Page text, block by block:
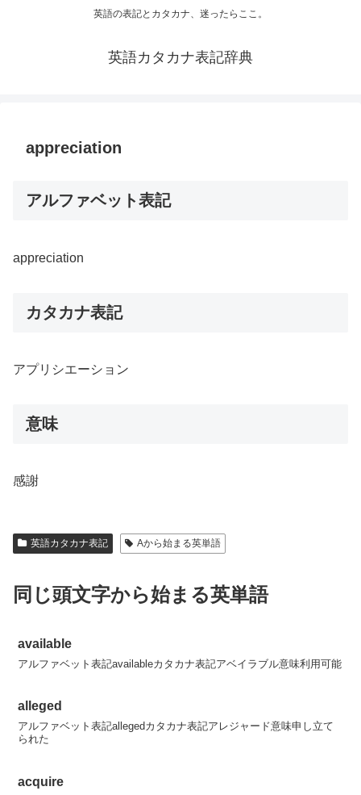
英語の表記とカタカナ、迷ったらここ。
英語カタカナ表記辞典
appreciation
アルファベット表記
appreciation
カタカナ表記
アプリシエーション
意味
感謝
英語カタカナ表記 Aから始まる英単語
同じ頭文字から始まる英単語
available
アルファベット表記availableカタカナ表記アベイラブル意味利用可能
alleged
アルファベット表記allegedカタカナ表記アレジャード意味申し立て
られた
acquire